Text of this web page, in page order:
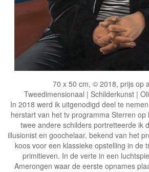
70 x 50 cm, © 2018, prijs op
Tweedimensionaal | Schilderkunst |
In 2018 werd ik uitgenodigd deel te
herstart van het tv programma Sterren
twee andere schilders portretteerde ik
illusionist en goochelaar, bekend van het
koos voor een klassieke opstelling in de
primitieven. In de verte in een
Amerongen waar de eerste opnames